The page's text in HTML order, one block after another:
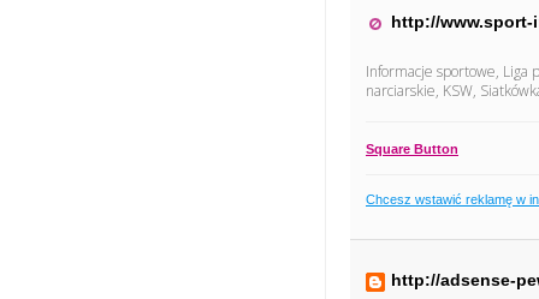
http://www.sport-
Informacje sportowe, Liga
narciarskie, KSW,
Square Button
Chcesz wstawić reklamę w
http://adsense-